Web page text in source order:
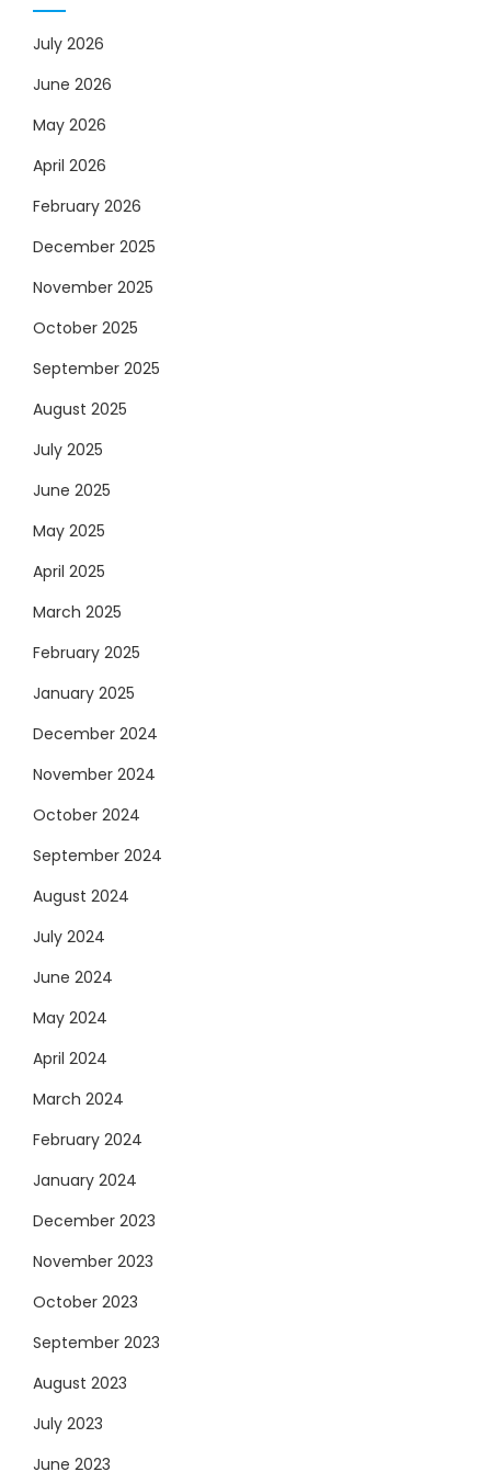
July 2026
June 2026
May 2026
April 2026
February 2026
December 2025
November 2025
October 2025
September 2025
August 2025
July 2025
June 2025
May 2025
April 2025
March 2025
February 2025
January 2025
December 2024
November 2024
October 2024
September 2024
August 2024
July 2024
June 2024
May 2024
April 2024
March 2024
February 2024
January 2024
December 2023
November 2023
October 2023
September 2023
August 2023
July 2023
June 2023